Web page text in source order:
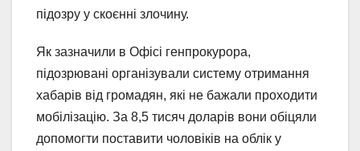
підозру у скоєнні злочину.
Як зазначили в Офісі генпрокурора,
підозрювані організували систему отримання
хабарів від громадян, які не бажали проходити
мобілізацію. За 8,5 тисяч доларів вони обіцяли
допомогти поставити чоловіків на облік у